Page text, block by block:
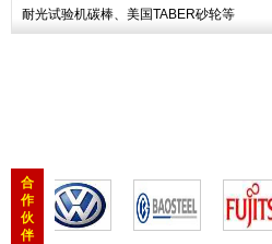
耐光试验机碳棒、美国TABER砂轮等
合
作
伙
伴